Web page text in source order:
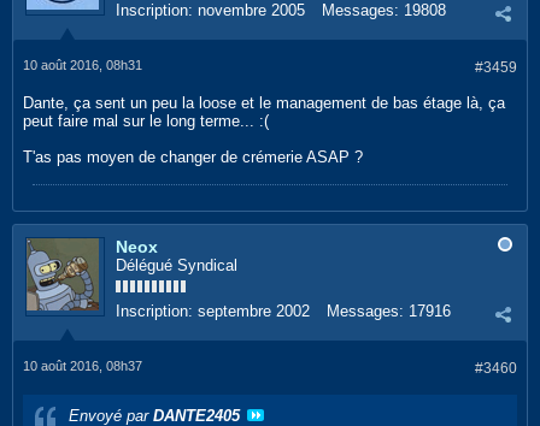
Inscription: novembre 2005 Messages: 19808
#3459
10 août 2016, 08h31
Dante, ça sent un peu la loose et le management de bas étage là, ça
peut faire mal sur le long terme... :(
T'as pas moyen de changer de crémerie ASAP ?
Neox
Délégué Syndical
Inscription: septembre 2002 Messages: 17916
#3460
10 août 2016, 08h37
Envoyé par DANTE2405